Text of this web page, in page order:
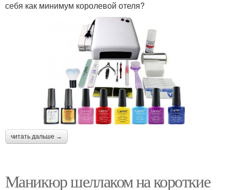
себя как минимум королевой отеля?
читать дальше →
Маникюр шеллаком на короткие